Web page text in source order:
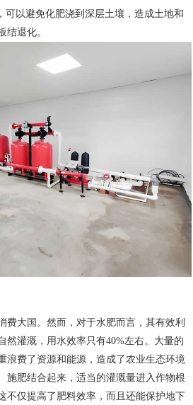
可以避免化肥浇到深层土壤，造成土地和
结退化。
费大国。然而，对于水肥而言，其有效利
然灌溉，用水效率只有40%左右。大量的
浪费了资源和能源，造成了农业生态环境
施肥结合起来，适当的灌溉量进入作物根
不仅提高了肥料效率，而且还能保护地下